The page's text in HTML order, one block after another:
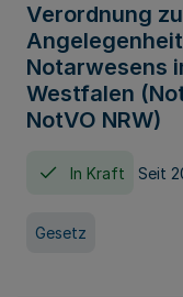
Verordnung
Notarwesens
Westfalen
NotVO NRW)
In Kraft Seit
Gesetz